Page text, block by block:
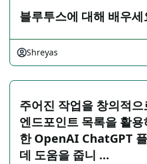
블루투스에 대해 배우세
Shreyas
주어진 작업을 창의적
엔드포인트 목록을 활
한 OpenAI ChatGPT
데 도움을 줍니 …